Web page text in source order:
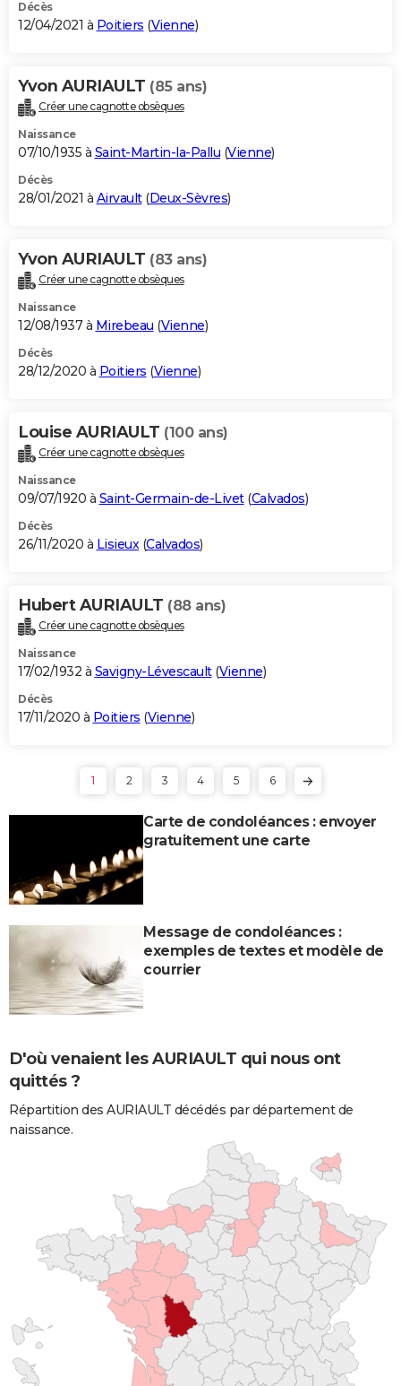
Décès
12/04/2021 à Poitiers (Vienne)
Yvon AURIAULT (85 ans)
Créer une cagnotte obsèques
Naissance
07/10/1935 à Saint-Martin-la-Pallu (Vienne)
Décès
28/01/2021 à Airvault(Deux-Sèvres)
Yvon AURIAULT (83 ans)
Créer une cagnotte obsèques
Naissance
12/08/1937 à Mirebeau (Vienne)
Décès
28/12/2020 à Poitiers (Vienne)
Louise AURIAULT (100 ans)
Créer une cagnotte obsèques
Naissance
09/07/1920 à Saint-Germain-de-Livet(Calvados)
Décès
26/11/2020 à Lisieux(Calvados)
Hubert AURIAULT (88 ans)
Créer une cagnotte obsèques
Naissance
17/02/1932 à Savigny-Lévescault(Vienne)
Décès
17/11/2020 à Poitiers (Vienne)
1 2 3 4 5 6
Carte de condoléances : envoyer
gratuitement une carte
Message de condoléances :
exemples de textes et modèle de
courrier
D'où venaient les AURIAULT qui nous ont
quittés ?
Répartition des AURIAULT décédés par département de
naissance.